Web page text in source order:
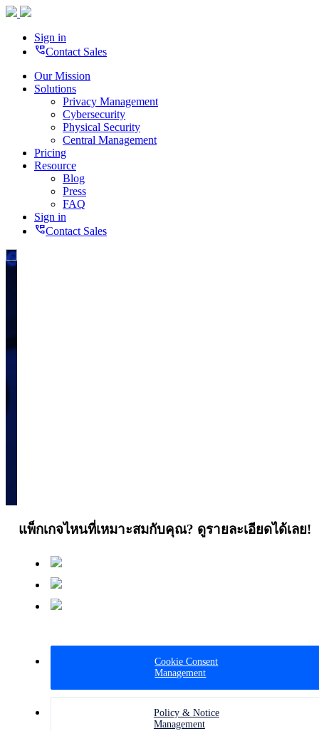
Sign in
perm_phone_msgContact Sales
Our Mission
Solutions
Privacy Management
Cybersecurity
Physical Security
Central Management
Pricing
Resource
Blog
Press
FAQ
Sign in
perm_phone_msgContact Sales
แพ็กเกจไหนที่เหมาะสมกับคุณ? ดูรายละเอียดได้เลย!
Cookie Consent
Management
Policy & Notice
Management